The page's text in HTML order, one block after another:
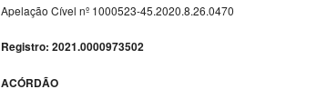
Apelação Cível nº 1000523-45.2020.8.26.0470
Registro: 2021.0000973502
ACÓRDÃO